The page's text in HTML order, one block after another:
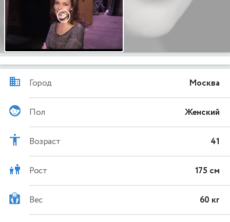
Город Москва
Пол Женский
Возраст 41
Рост 175 см
Вес 60 кг